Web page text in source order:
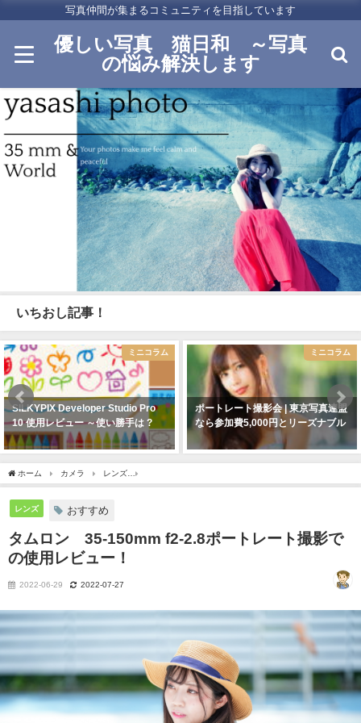
写真仲間が集まるコミュニティを目指しています
優しい写真 猫日和 ～写真
の悩み解決します
いちおし記事！
ミニコラム
SILKYPIX Developer Studio Pro
10 使用レビュー ～使い勝手は ?
ミニコラム
ポートレート撮影会 | 東京写真連盟
なら参加費5,000円とリーズナブル
ホーム カメラ レンズ
レンズ おすすめ
タムロン 35-150mm f2-2.8ポートレート撮影で
の使用レビュー！
2022-06-29 2022-07-27